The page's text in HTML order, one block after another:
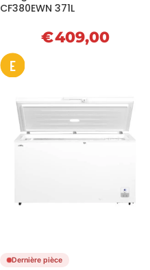
CF380EWN 371L
€409,00
E
Dernière pièce